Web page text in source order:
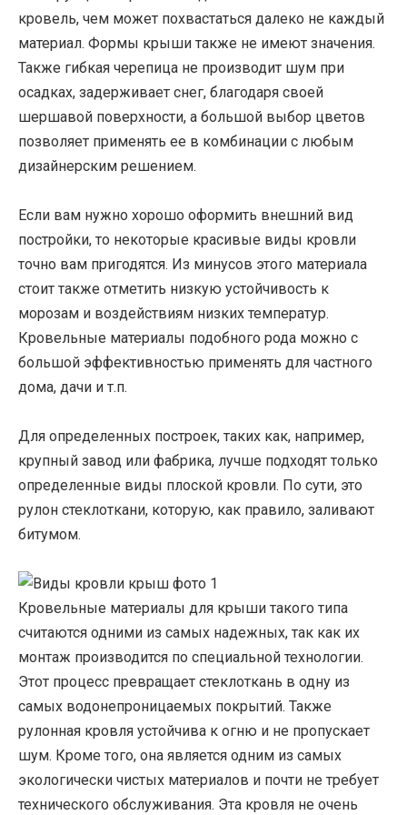
кровель, чем может похвастаться далеко не каждый
материал. Формы крыши также не имеют значения.
Также гибкая черепица не производит шум при
осадках, задерживает снег, благодаря своей
шершавой поверхности, а большой выбор цветов
позволяет применять ее в комбинации с любым
дизайнерским решением.
Если вам нужно хорошо оформить внешний вид
постройки, то некоторые красивые виды кровли
точно вам пригодятся. Из минусов этого материала
стоит также отметить низкую устойчивость к
морозам и воздействиям низких температур.
Кровельные материалы подобного рода можно с
большой эффективностью применять для частного
дома, дачи и т.п.
Для определенных построек, таких как, например,
крупный завод или фабрика, лучше подходят только
определенные виды плоской кровли. По сути, это
рулон стеклоткани, которую, как правило, заливают
битумом.
Кровельные материалы для крыши такого типа
считаются одними из самых надежных, так как их
монтаж производится по специальной технологии.
Этот процесс превращает стеклоткань в одну из
самых водонепроницаемых покрытий. Также
рулонная кровля устойчива к огню и не пропускает
шум. Кроме того, она является одним из самых
экологически чистых материалов и почти не требует
технического обслуживания. Эта кровля не очень